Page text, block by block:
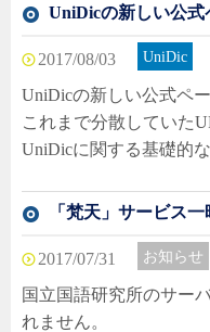
UniDicの新しい公式
2017/08/03 UniDic
UniDicの新しい公式ペ
これまで分散していた
UniDicに関する基礎的
「梵天」サービス
2017/07/31 お知らせ
国立国語研究所のサー
れません。